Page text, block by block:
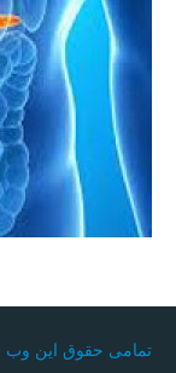
تمامی حقوق این وب